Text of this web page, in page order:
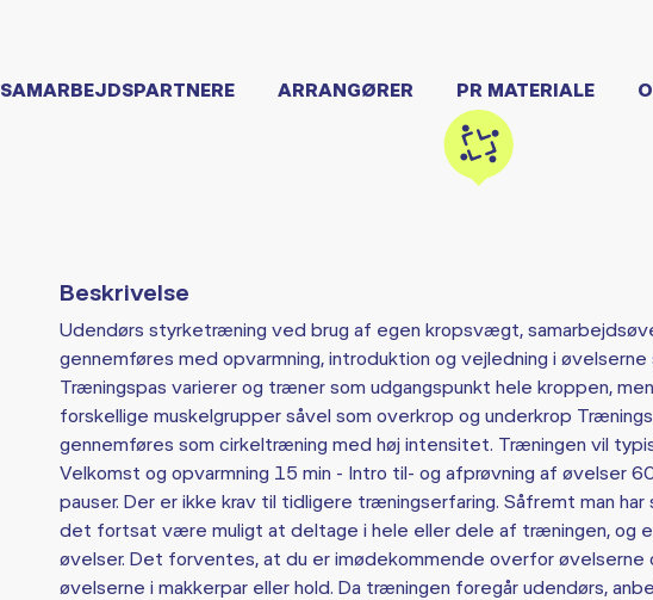
SAMARBEJDSPARTNERE ARRANGØRER PR MATERIALE
Beskrivelse
Udendørs styrketræning ved brug af egen kropsvægt,
gennemføres med opvarmning, introduktion og vejledning i
Træningspas varierer og træner som udgangspunkt hele kroppen,
forskellige muskelgrupper såvel som overkrop og underkrop
gennemføres som cirkeltræning med høj intensitet. Træningen vil
Velkomst og opvarmning 15 min - Intro til- og afprøvning af øvelser
pauser. Der er ikke krav til tidligere træningserfaring. Såfremt man har
det fortsat være muligt at deltage i hele eller dele af træningen, og
øvelser. Det forventes, at du er imødekommende overfor øvelserne
øvelserne i makkerpar eller hold. Da træningen foregår udendørs,